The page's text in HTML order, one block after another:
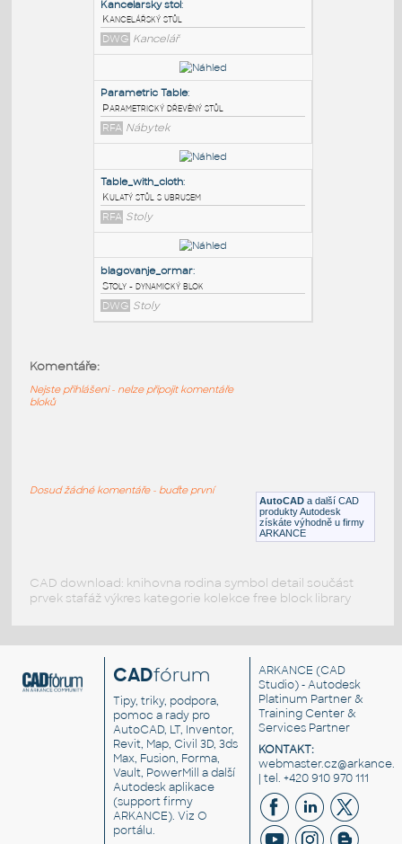
PODOBNÉ BLOKY:
Kancelarsky stol:
Kancelářský stůl
DWG Kancelář
Parametric Table:
Parametrický dřevěný stůl
RFA Nábytek
RFA Stoly
DWG Stoly AutoCAD a další CAD
produkty Autodesk
získáte výhodně u firmy
ARKANCE
Komentáře:
Nejste přihlášeni - nelze připojit komentáře
bloků
Dosud žádné komentáře - buďte první
CAD download: knihovna rodina symbol detail součást
prvek stafáž výkres kategorie kolekce free block library
CADfórum
Tipy, triky, podpora,
pomoc a rady pro
AutoCAD, LT, Inventor,
Revit, Map, Civil 3D, 3ds
Max, Fusion, Forma,
Vault, PowerMill a další
Autodesk aplikace
(support firmy
ARKANCE). VizO
portálu.
ARKANCE (CAD
Studio) - Autodesk
Platinum Partner &
Training Center &
Services Partner
KONTAKT:
| tel. +420 910 970 111